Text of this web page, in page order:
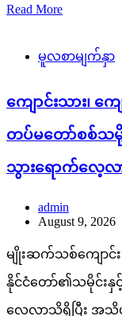
Read More
မူလစာမျက်နှာ
ကျောင်းသား၊ ကျ
တပ်မတော်စစ်သမို
သွားရောက်လေ့လ
admin
August 9, 2026
မျိုးဆက်သစ်ကျောင်
နိုင်ငံတော်၏သမိုင်းနှ
လေ့လာသိရှိပြီး အသိ